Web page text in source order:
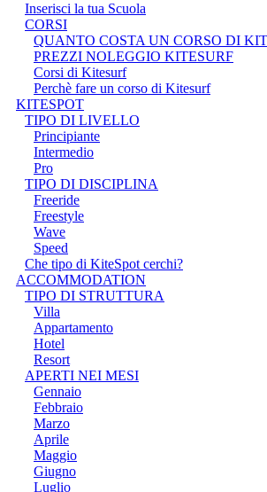
Inserisci la tua Scuola
CORSI
QUANTO COSTA UN CORSO DI
PREZZI NOLEGGIO KITESURF
Corsi di Kitesurf
Perchè fare un corso di Kitesurf
KITESPOT
TIPO DI LIVELLO
Principiante
Intermedio
Pro
TIPO DI DISCIPLINA
Freeride
Freestyle
Wave
Speed
Che tipo di KiteSpot cerchi?
ACCOMMODATION
TIPO DI STRUTTURA
Villa
Appartamento
Hotel
Resort
APERTI NEI MESI
Gennaio
Febbraio
Marzo
Aprile
Maggio
Giugno
Luglio